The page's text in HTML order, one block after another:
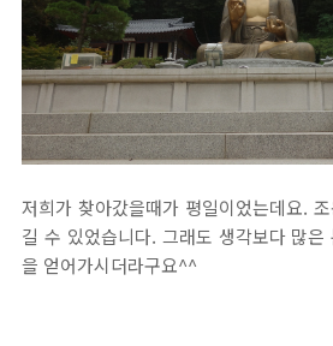
저희가 찾아갔을때가 평일이었는데요.
길 수 있었습니다. 그래도 생각보다 많
을 얻어가시더라구요^^